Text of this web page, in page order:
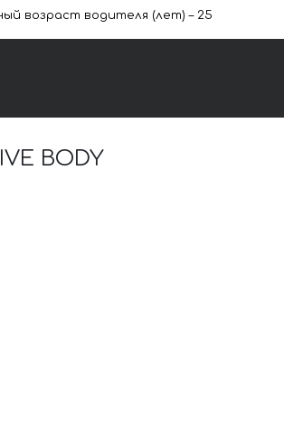
возраст водителя (лет) – 25
BODY